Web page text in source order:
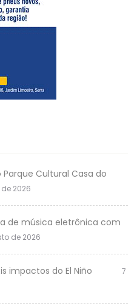
Cultural Casa do
2026
de música eletrônica com
de 2026
impactos do El Niño
7